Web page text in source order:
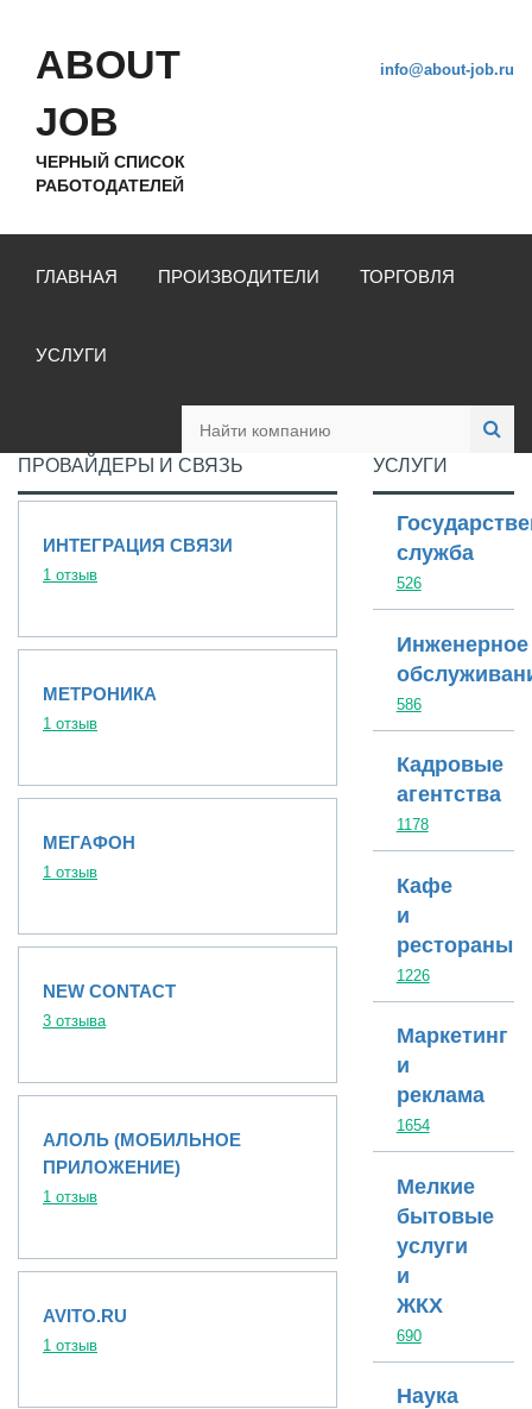
ABOUT
JOB
ЧЕРНЫЙ СПИСОК
РАБОТОДАТЕЛЕЙ
info@about-job.ru
ГЛАВНАЯ ПРОИЗВОДИТЕЛИ ТОРГОВЛЯ
УСЛУГИ
ПРОВАЙДЕРЫ И СВЯЗЬ
ИНТЕГРАЦИЯ СВЯЗИ
1 отзыв
МЕТРОНИКА
1 отзыв
МЕГАФОН
1 отзыв
NEW CONTACT
3 отзыва
АЛОЛЬ (МОБИЛЬНОЕ
ПРИЛОЖЕНИЕ)
1 отзыв
AVITO.RU
1 отзыв
УСЛУГИ
служба
526
Инженерное
586
Кадровые
агентства
1178
Кафе
и
рестораны
1226
Маркетинг
и
реклама
1654
Мелкие
бытовые
услуги
и
ЖКХ
690
Наука